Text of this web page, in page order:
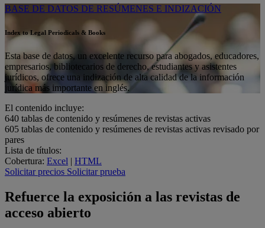
BASE DE DATOS DE RESÚMENES E INDIZACIÓN
Index to Legal Periodicals & Books
Esta base de datos, un excelente recurso para abogados, educadores,
empresarios, bibliotecarios de derecho, estudiantes y asistentes
jurídicos, ofrece una indización de alta calidad de la información
jurídica más importante en inglés.
El contenido incluye:
640 tablas de contenido y resúmenes de revistas activas
605 tablas de contenido y resúmenes de revistas activas revisado por
pares
Lista de títulos:
Cobertura: Excel | HTML
Solicitar precios Solicitar prueba
Refuerce la exposición a las revistas de
acceso abierto